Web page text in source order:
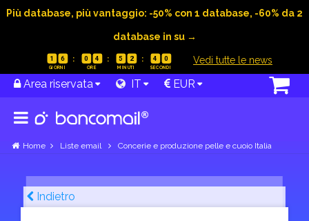
Più database, più vantaggio: -50% con 1 database, -60% da 2
database in su →
1 6 0 4 5 2 3 9 Vedi tutte le news
Area riservata IT EUR
Home Liste email Concerie e produzione pelle e cuoio Italia
Indietro